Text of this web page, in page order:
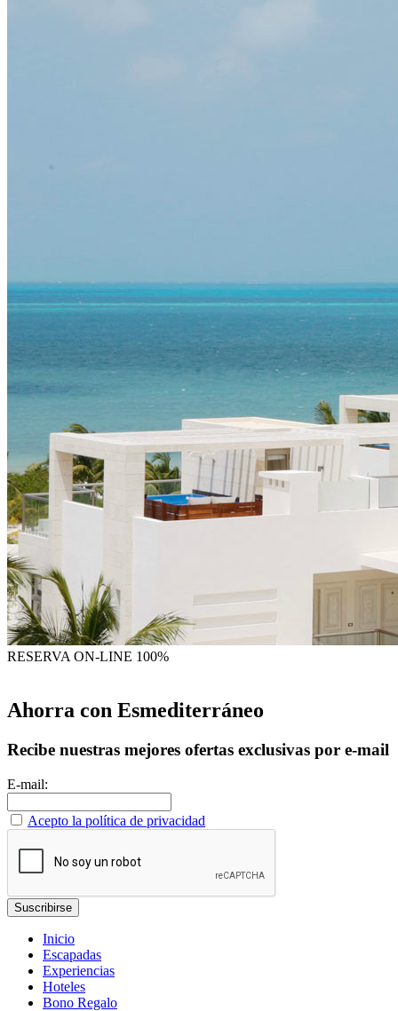
RESERVA ON-LINE 100%
Ahorra con Esmediterráneo
Recibe nuestras mejores ofertas exclusivas por e-mail
E-mail:
Acepto la política de privacidad
Inicio
Escapadas
Experiencias
Hoteles
Bono Regalo